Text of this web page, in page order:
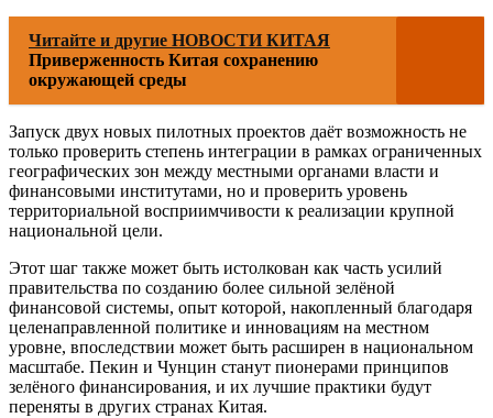
Читайте и другие НОВОСТИ КИТАЯ
Приверженность Китая сохранению
окружающей среды
Запуск двух новых пилотных проектов даёт возможность не
только проверить степень интеграции в рамках ограниченных
географических зон между местными органами власти и
финансовыми институтами, но и проверить уровень
территориальной восприимчивости к реализации крупной
национальной цели.
Этот шаг также может быть истолкован как часть усилий
правительства по созданию более сильной зелёной
финансовой системы, опыт которой, накопленный благодаря
целенаправленной политике и инновациям на местном
уровне, впоследствии может быть расширен в национальном
масштабе. Пекин и Чунцин станут пионерами принципов
зелёного финансирования, и их лучшие практики будут
переняты в других странах Китая.